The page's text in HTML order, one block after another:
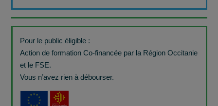
Pour le public éligible :
Action de formation Co-financée par la Région Occitanie
et le FSE.
Vous n’avez rien à débourser.